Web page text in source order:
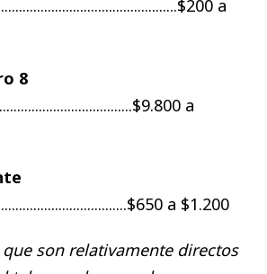
a
8
a
a $1.200
son relativamente directos